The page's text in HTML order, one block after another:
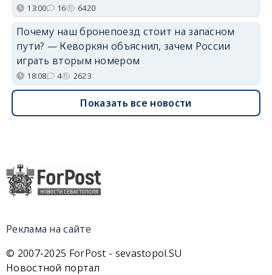
13:00 16 6420
Почему наш бронепоезд стоит на запасном
пути? — Кеворкян объяснил, зачем России
играть вторым номером
18:08 4 2623
Показать все новости
Реклама на сайте
© 2007-2025 ForPost - sevastopol.SU
Новостной портал